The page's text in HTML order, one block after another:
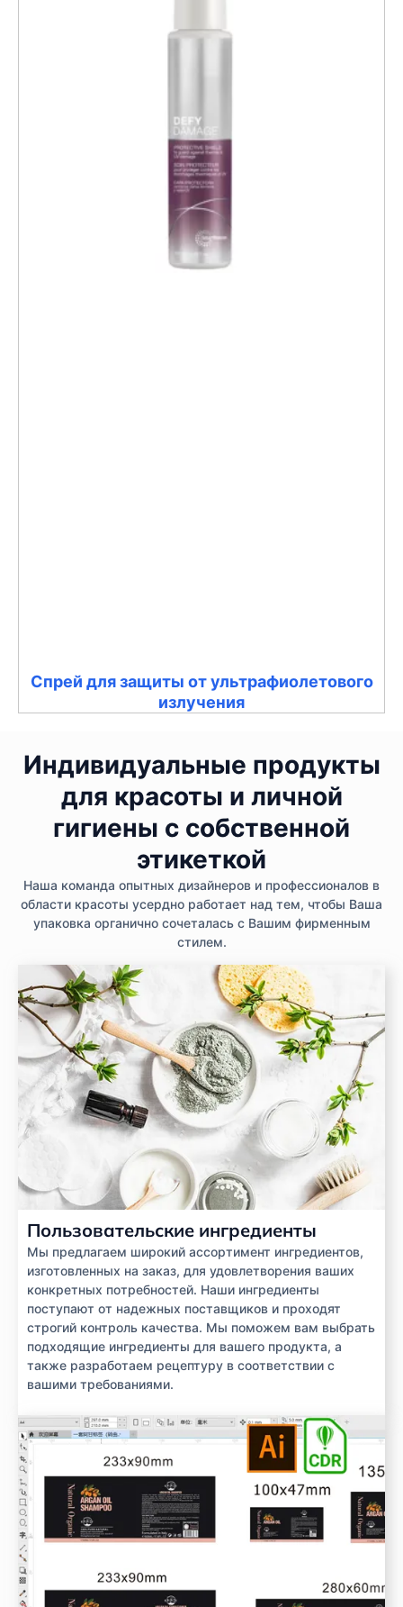
Спрей для защиты от ультрафиолетового
излучения
Индивидуальные продукты
для красоты и личной
гигиены с собственной
этикеткой
Наша команда опытных дизайнеров и профессионалов в
области красоты усердно работает над тем, чтобы Ваша
упаковка органично сочеталась с Вашим фирменным
стилем.
Пользовательские ингредиенты
Мы предлагаем широкий ассортимент ингредиентов,
изготовленных на заказ, для удовлетворения ваших
конкретных потребностей. Наши ингредиенты
поступают от надежных поставщиков и проходят
строгий контроль качества. Мы поможем вам выбрать
подходящие ингредиенты для вашего продукта, а
также разработаем рецептуру в соответствии с
вашими требованиями.